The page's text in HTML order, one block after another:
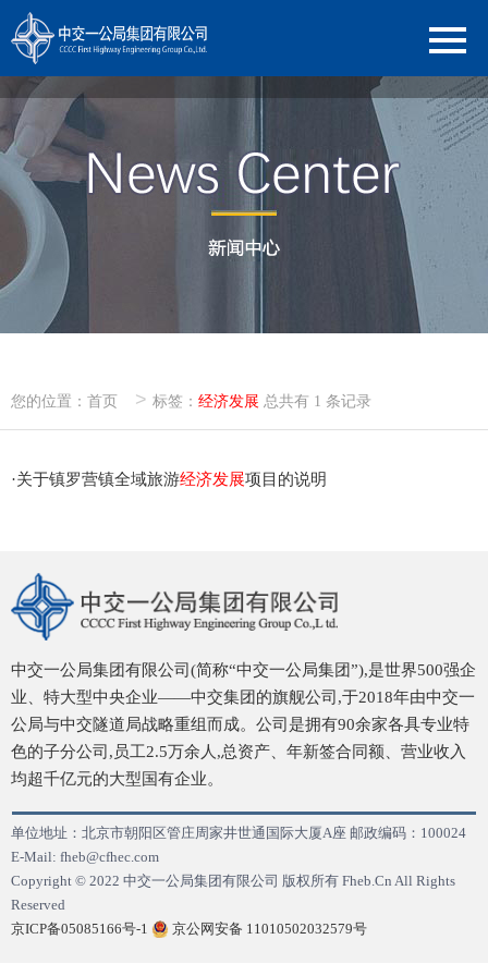
您的位置： 首页 > 标签： 经济发展 总共有 1 条记录
·关于镇罗营镇全域旅游经济发展项目的说明
中交一公局集团有限公司(简称“中交一公局集团”),是世界500强企
业、特大型中央企业——中交集团的旗舰公司,于2018年由中交一
公局与中交隧道局战略重组而成。公司是拥有90余家各具专业特
色的子分公司,员工2.5万余人,总资产、年新签合同额、营业收入
均超千亿元的大型国有企业。
单位地址：北京市朝阳区管庄周家井世通国际大厦A座 邮政编码：100024
E-Mail: fheb@cfhec.com
Copyright © 2022 中交一公局集团有限公司 版权所有 Fheb.Cn All Rights
Reserved
京ICP备05085166号-1
京公网安备 11010502032579号